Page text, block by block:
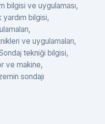
bilgisi ve uygulaması,
yardım bilgisi,
ve uygulamaları,
tekniği bilgisi,
ve makine,
sondajı